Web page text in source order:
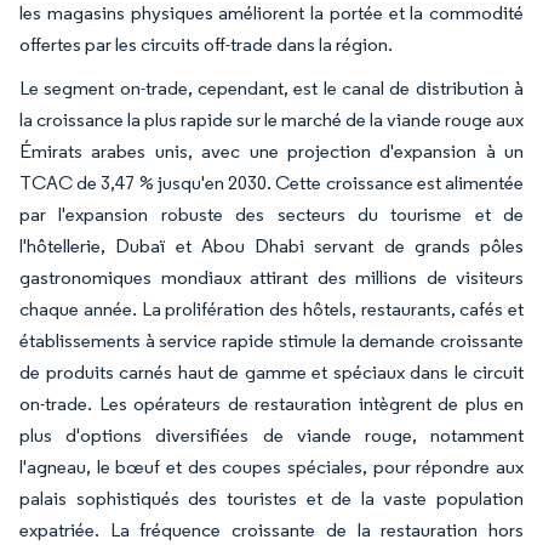
les magasins physiques améliorent la portée et la commodité
offertes par les circuits off-trade dans la région.
Le segment on-trade, cependant, est le canal de distribution à
la croissance la plus rapide sur le marché de la viande rouge aux
Émirats arabes unis, avec une projection d'expansion à un
TCAC de 3,47 % jusqu'en 2030. Cette croissance est alimentée
par l'expansion robuste des secteurs du tourisme et de
l'hôtellerie, Dubaï et Abou Dhabi servant de grands pôles
gastronomiques mondiaux attirant des millions de visiteurs
chaque année. La prolifération des hôtels, restaurants, cafés et
établissements à service rapide stimule la demande croissante
de produits carnés haut de gamme et spéciaux dans le circuit
on-trade. Les opérateurs de restauration intègrent de plus en
plus d'options diversifiées de viande rouge, notamment
l'agneau, le bœuf et des coupes spéciales, pour répondre aux
palais sophistiqués des touristes et de la vaste population
expatriée. La fréquence croissante de la restauration hors